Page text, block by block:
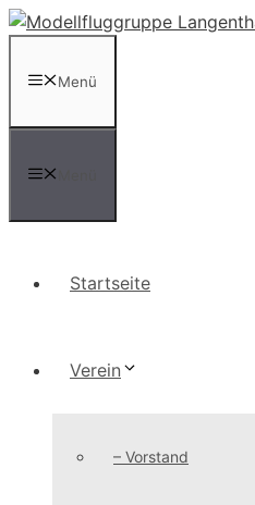
Zum
springenMenü
Startseite
Verein
– Vorstand